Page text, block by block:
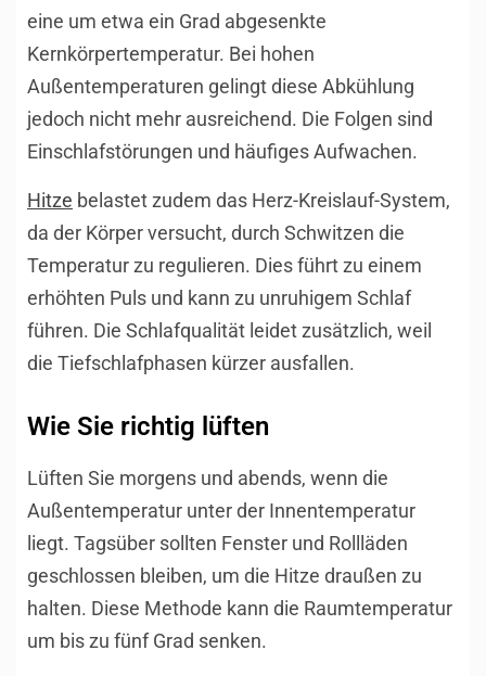
eine um etwa ein Grad abgesenkte
Kernkörpertemperatur. Bei hohen
Außentemperaturen gelingt diese Abkühlung
jedoch nicht mehr ausreichend. Die Folgen sind
Einschlafstörungen und häufiges Aufwachen.
Hitze belastet zudem das Herz-Kreislauf-System,
da der Körper versucht, durch Schwitzen die
Temperatur zu regulieren. Dies führt zu einem
erhöhten Puls und kann zu unruhigem Schlaf
führen. Die Schlafqualität leidet zusätzlich, weil
die Tiefschlafphasen kürzer ausfallen.
Wie Sie richtig lüften
Lüften Sie morgens und abends, wenn die
Außentemperatur unter der Innentemperatur
liegt. Tagsüber sollten Fenster und Rollläden
geschlossen bleiben, um die Hitze draußen zu
halten. Diese Methode kann die Raumtemperatur
um bis zu fünf Grad senken.